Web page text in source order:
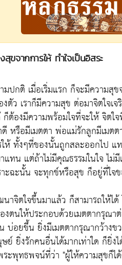
ขจากการให้ ทำใจเป็นอิสระ
มปกติ เมื่อเริ่มแรก ก็จะมีความสุ
ตัว เราก็มีความสุข ต่อมาจิตใจเ
ก็ต้องมีความพร้อมใจที่จะให้ จิต
หรือมีเมตตา พ่อแม่รักลูกมีเม
ให้ ทั้งๆที่ของนั้นถูกสละออกไป
ทน แต่ถ้าไม่มีคุณธรรมในใจ ไม่
ะฉะนั้น จะทุกข์หรือสุข ก็อยู่ที่ใจข
จิตใจขึ้นมาแล้ว ก็สามารถให้ได้
งตนให้ประกอบด้วยเมตตากรุณ
บ่อยขึ้น ยิ่งมีเมตตากรุณากว้างข
ย์ ยิ่งรักคนอื่นได้มากเท่าใด ก็ยิ่ง
ระพุทธพจน์ที่ว่า "ผู้ให้ความสุขก็ไ